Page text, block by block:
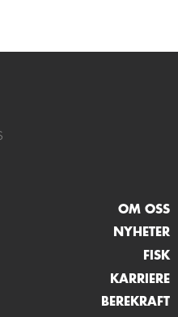
OM OSS
NYHETER
FISK
KARRIERE
BEREKRAFT